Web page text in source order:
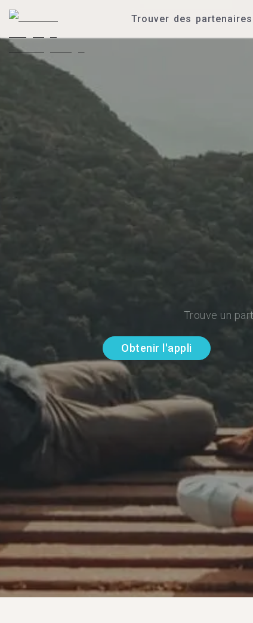
Trouver des partenaires
Trouve un
Obtenir l'appli